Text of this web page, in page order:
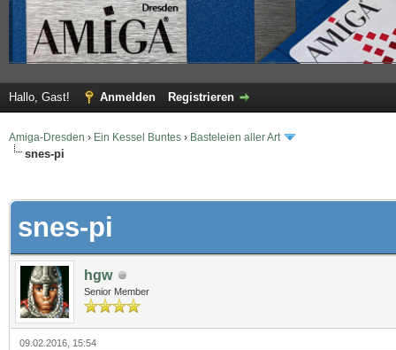
Hallo, Gast! Anmelden Registrieren
Amiga-Dresden › Ein Kessel Buntes › Basteleien aller Art
snes-pi
snes-pi
hgw
Senior Member
09.02.2016, 15:54